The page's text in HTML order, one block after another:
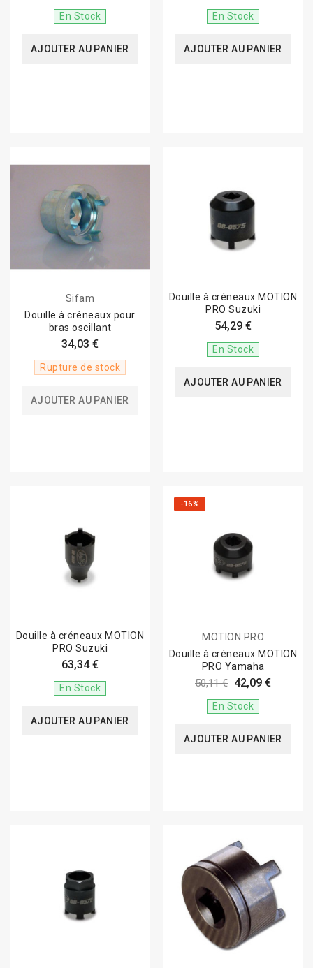
En Stock
AJOUTER AU PANIER
En Stock
AJOUTER AU PANIER
Sifam
Douille à créneaux pour
bras oscillant
34,03 €
Rupture de stock
AJOUTER AU PANIER
Douille à créneaux MOTION
PRO Suzuki
54,29 €
En Stock
AJOUTER AU PANIER
Douille à créneaux MOTION
PRO Suzuki
63,34 €
En Stock
AJOUTER AU PANIER
-16%
MOTION PRO
Douille à créneaux MOTION
PRO Yamaha
50,11 € 42,09 €
En Stock
AJOUTER AU PANIER